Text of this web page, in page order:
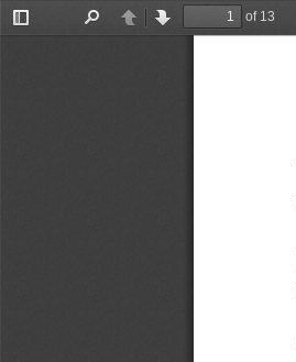
Toggle
PreviousNext
of 13